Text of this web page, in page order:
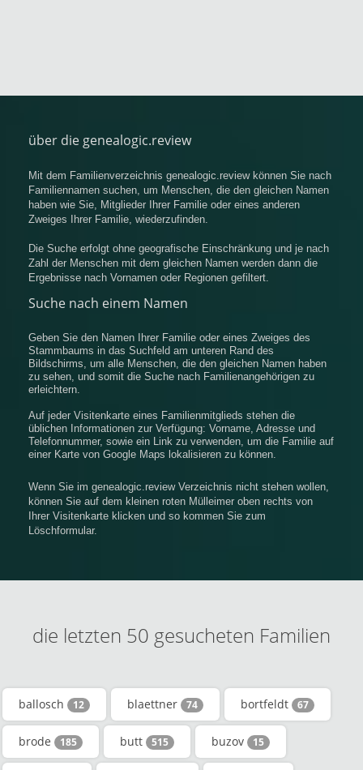
über die genealogic.review
Mit dem Familienverzeichnis genealogic.review können Sie nach
Familiennamen suchen, um Menschen, die den gleichen Namen
haben wie Sie, Mitglieder Ihrer Familie oder eines anderen
Zweiges Ihrer Familie, wiederzufinden.
Die Suche erfolgt ohne geografische Einschränkung und je nach
Zahl der Menschen mit dem gleichen Namen werden dann die
Ergebnisse nach Vornamen oder Regionen gefiltert.
Suche nach einem Namen
Geben Sie den Namen Ihrer Familie oder eines Zweiges des
Stammbaums in das Suchfeld am unteren Rand des
Bildschirms, um alle Menschen, die den gleichen Namen haben
zu sehen, und somit die Suche nach Familienangehörigen zu
erleichtern.
Auf jeder Visitenkarte eines Familienmitglieds stehen die
üblichen Informationen zur Verfügung: Vorname, Adresse und
Telefonnummer, sowie ein Link zu verwenden, um die Familie auf
einer Karte von Google Maps lokalisieren zu können.
Wenn Sie im genealogic.review Verzeichnis nicht stehen wollen,
können Sie auf dem kleinen roten Mülleimer oben rechts von
Ihrer Visitenkarte klicken und so kommen Sie zum
Löschformular.
die letzten 50 gesucheten Familien
ballosch 12 blaettner 74 bortfeldt 67
brode 185 butt 515 buzov 15